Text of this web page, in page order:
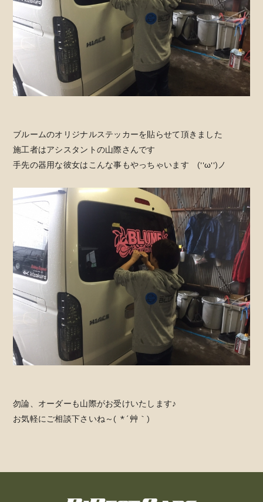
ブルームのオリジナルステッカーを貼らせて頂きました
施工者はアシスタントの山際さんです
手先の器用な彼女はこんな事もやっちゃいます (''ω'')ノ
勿論、オーダーも山際がお受けいたします♪
お気軽にご相談下さいね～( *´艸｀)